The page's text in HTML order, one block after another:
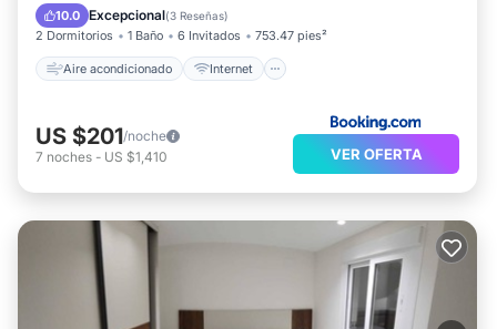
10.0 Excepcional(3 Reseñas)
2 Dormitorios 1 Baño 6 Invitados 753.47 pies²
Aire acondicionado Internet
Apto para niños
US $201/noche
7 noches - US $1,410 VER OFERTA